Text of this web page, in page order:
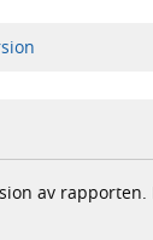
av rapporten.